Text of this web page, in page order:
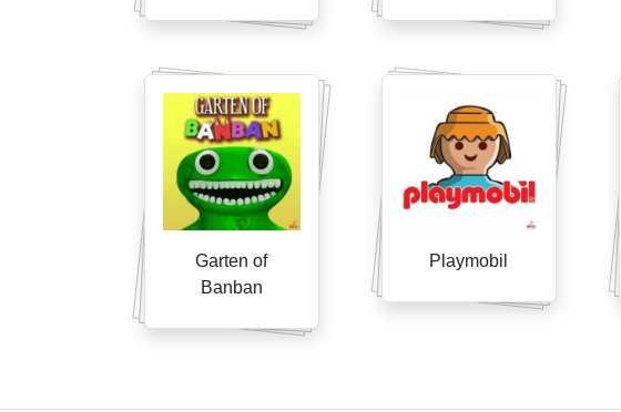
Garten of
Banban
Playmobil